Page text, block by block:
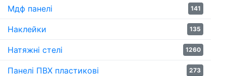
Мдф панелі 141
Наклейки 135
Натяжні стелі 1260
Панелі ПВХ пластикові 273